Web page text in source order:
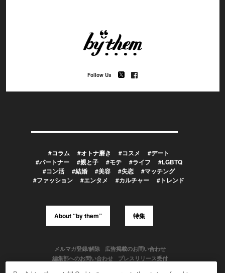
Follow Us
#コラム #オトナ磨き #コスメ
#デート
#パートナー
#親と子 #モテ #ライフ
#LGBTQ
#コン活
#結婚 #美容 #失恋
#マッチング
#ファッション
#エンタメ #カルチャー #トレンド
About “by them” 特集
メルマガ登録/解除
広告掲載のお問い合わせ
編集部へのお問い合わせ
プレスリリース受付